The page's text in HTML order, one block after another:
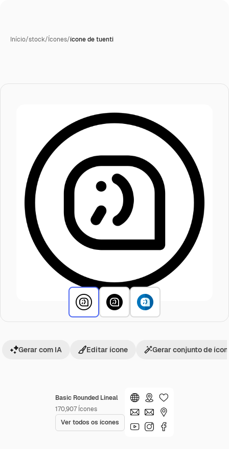
Início/stock/Ícones/ícone de tuenti
Basic Rounded Lineal
170,907 Ícones
Ver todos os ícones
Gerar com IA Editar ícone Gerar conjunto de